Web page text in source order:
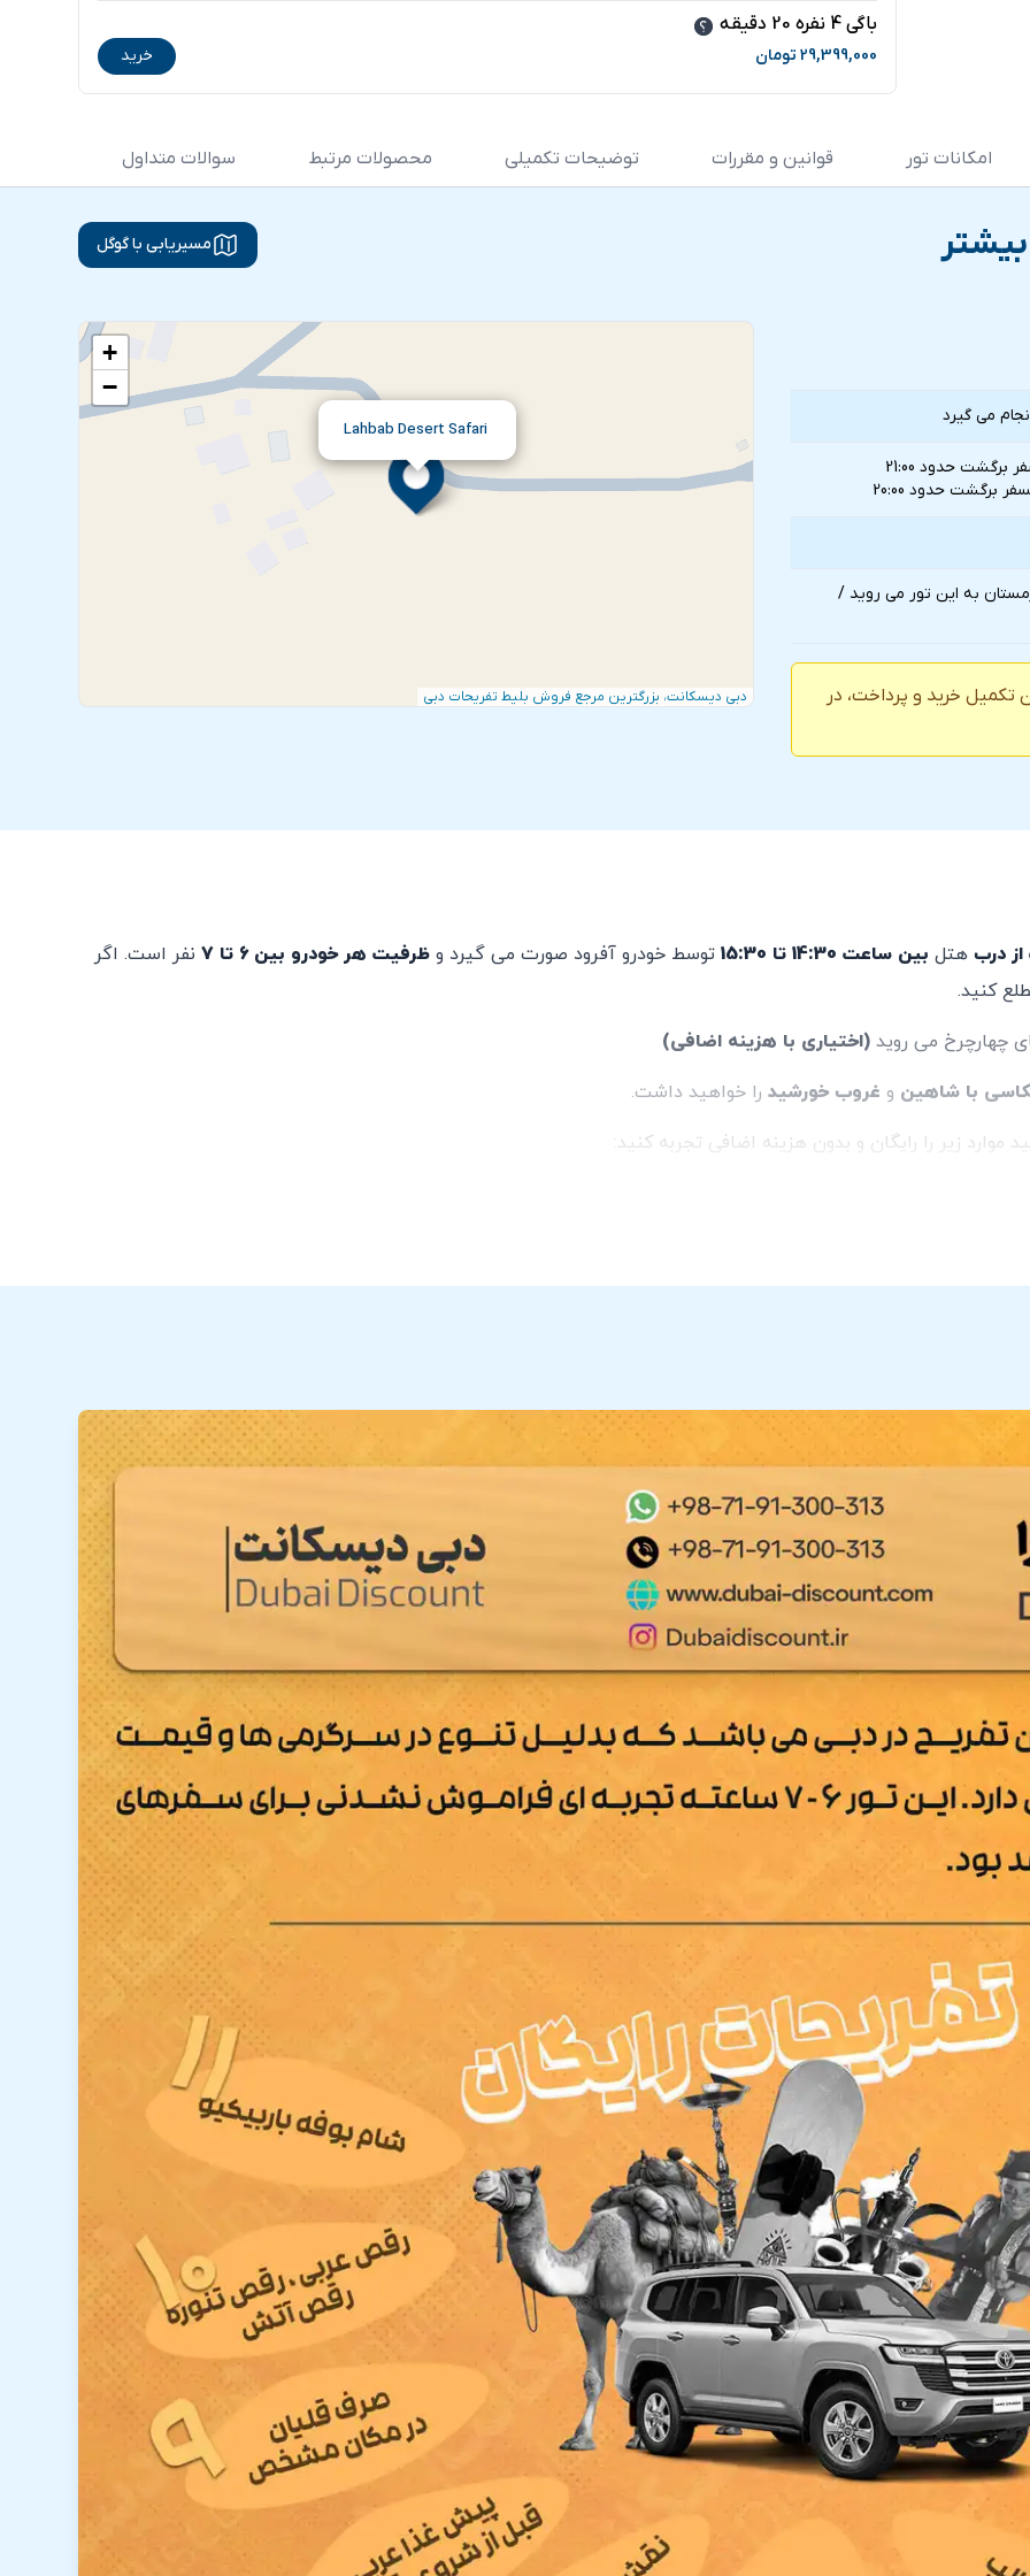
باگی 4 نفره 20 دقیقه
29,399,000 تومان خرید
امکانات تور قوانین و مقررات توضیحات تکمیلی محصولات مرتبط سوالات متداول
مسیریابی با گوگل
می گیرد
به این تور می روید /
تکمیل خرید و پرداخت، در
Lahbab Desert Safari
+
−
دبی دیسکانت، بزرگترین مرجع فروش بلیط تفریحات دبی
درب هتل بین ساعت 14:30 تا 15:30 توسط خودرو آفرود صورت می گیرد و ظرفیت هر خودرو بین 6 تا 7
نفر است. اگر
کنید.
چهارچرخ می روید (اختیاری با هزینه اضافی)
با شاهین و غروب خورشید را خواهید داشت.
زیر را رایگان و بدون هزینه اضافی تجربه کنید:
ها سافاری کمپ ویژه یا درجه یک است که امکان انتخاب راننده فارسی زبان نیز وجود دارد و مزیت اصلی این کمپ
نسبت به سافاری کمپ عادی است.
و همراه داشتن لباس راحت و کفش یا صندل مناسب را در سافاری به شما توصیه می کنیم.